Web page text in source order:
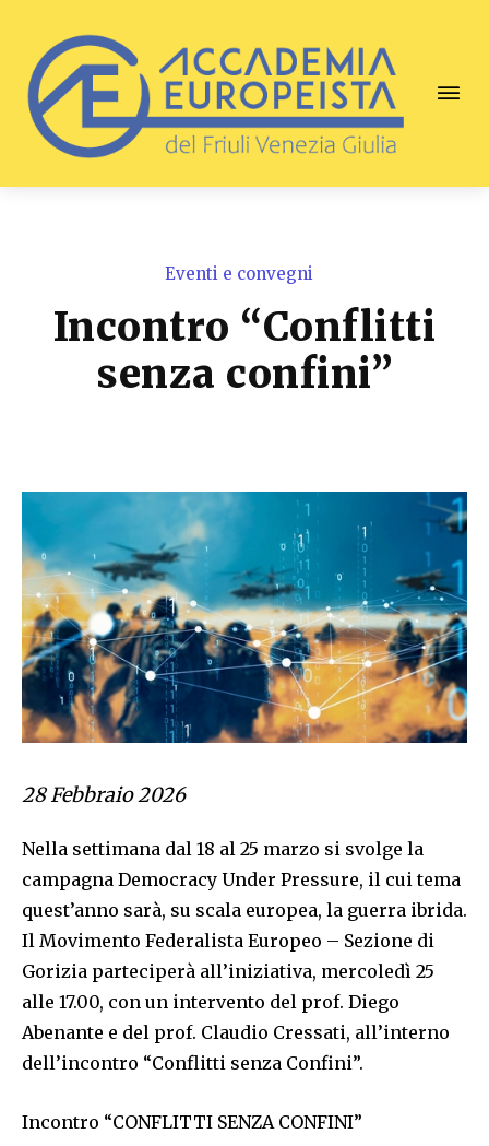
Eventi e convegni
Incontro “Conflitti
senza confini”
28 Febbraio 2026
Nella settimana dal 18 al 25 marzo si svolge la
campagna Democracy Under Pressure, il cui tema
quest’anno sarà, su scala europea, la guerra ibrida.
Il Movimento Federalista Europeo – Sezione di
Gorizia parteciperà all’iniziativa, mercoledì 25
alle 17.00, con un intervento del prof. Diego
Abenante e del prof. Claudio Cressati, all’interno
dell’incontro “Conflitti senza Confini”.
Incontro “CONFLITTI SENZA CONFINI”